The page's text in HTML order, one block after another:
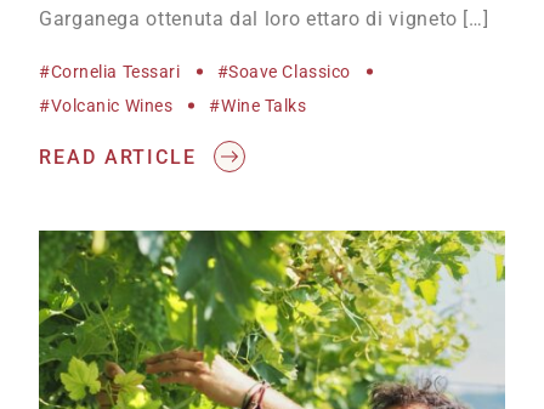
Garganega ottenuta dal loro ettaro di vigneto […]
#cornelia Tessari
#Soave Classico
#volcanic Wines
#wine Talks
READ ARTICLE